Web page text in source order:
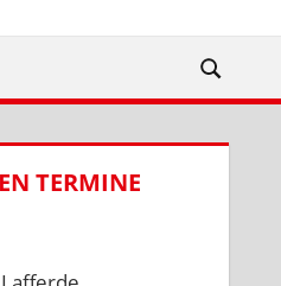
TERMINE